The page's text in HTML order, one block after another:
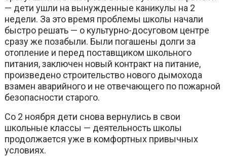
— дети ушли на вынужденные каникулы на 2
недели. За это время проблемы школы начали
быстро решать — о культурно-досуговом центре
сразу же позабыли. Были погашены долги за
отопление и перед поставщиком школьного
питания, заключен новый контракт на питание,
произведено строительство нового дымохода
взамен аварийного и не отвечающего по пожарной
безопасности старого.
Со 2 ноября дети снова вернулись в свои
школьные классы — деятельность школы
продолжается уже в комфортных привычных
условиях.